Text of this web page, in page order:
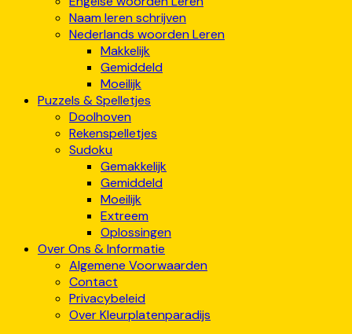
Naam leren schrijven
Nederlands woorden Leren
Makkelijk
Gemiddeld
Moeilijk
Puzzels & Spelletjes
Doolhoven
Rekenspelletjes
Sudoku
Gemakkelijk
Gemiddeld
Moeilijk
Extreem
Oplossingen
Over Ons & Informatie
Algemene Voorwaarden
Contact
Privacybeleid
Over Kleurplatenparadijs